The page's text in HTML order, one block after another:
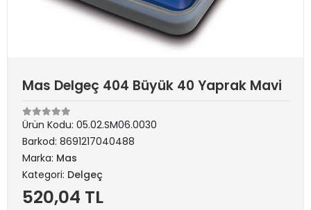
Mas Delgeç 404 Büyük 40 Yaprak Mavi
Ürün Kodu: 05.02.SM06.0030
Barkod: 8691217040488
Marka: Mas
Kategori: Delgeç
520,04 TL